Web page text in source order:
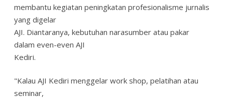
membantu kegiatan peningkatan profesionalisme jurnalis
yang digelar
AJI. Diantaranya, kebutuhan narasumber atau pakar
dalam even-even AJI
Kediri.
"Kalau AJI Kediri menggelar work shop, pelatihan atau
seminar,